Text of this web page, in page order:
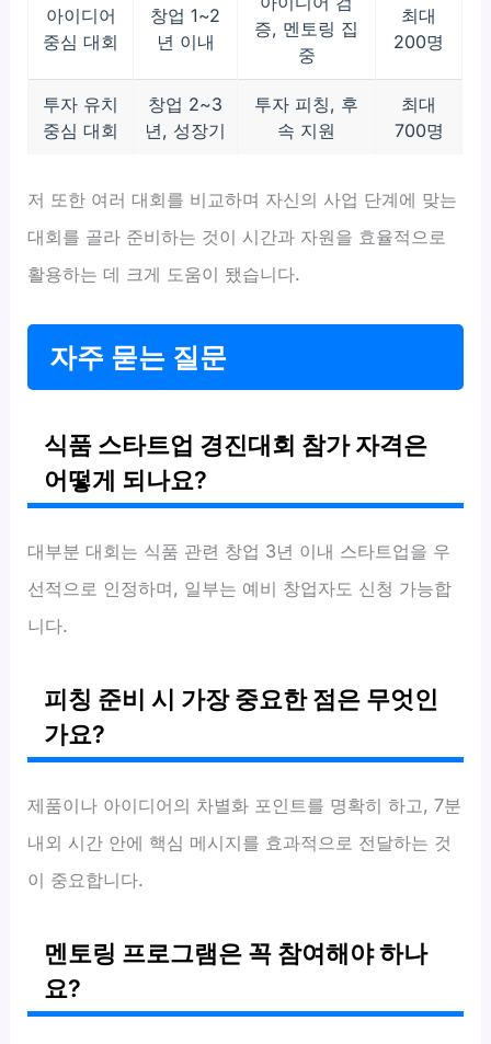
아이디어
중심 대회
창업 1~2
년 이내
증, 멘토링 집
중
최대
200명
투자 유치
중심 대회
창업 2~3
년, 성장기
투자 피칭, 후
속 지원
최대
700명
저 또한 여러 대회를 비교하며 자신의 사업 단계에 맞는
대회를 골라 준비하는 것이 시간과 자원을 효율적으로
활용하는 데 크게 도움이 됐습니다.
자주 묻는 질문
식품 스타트업 경진대회 참가 자격은
어떻게 되나요?
대부분 대회는 식품 관련 창업 3년 이내 스타트업을 우
선적으로 인정하며, 일부는 예비 창업자도 신청 가능합
니다.
피칭 준비 시 가장 중요한 점은 무엇인
가요?
제품이나 아이디어의 차별화 포인트를 명확히 하고, 7분
내외 시간 안에 핵심 메시지를 효과적으로 전달하는 것
이 중요합니다.
멘토링 프로그램은 꼭 참여해야 하나
요?